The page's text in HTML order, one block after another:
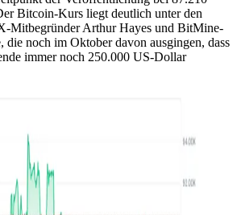
Bitcoin-Kurs liegt deutlich unter den
Mitbegründer Arthur Hayes und BitMine-
die noch im Oktober davon ausgingen, dass
immer noch 250.000 US-Dollar